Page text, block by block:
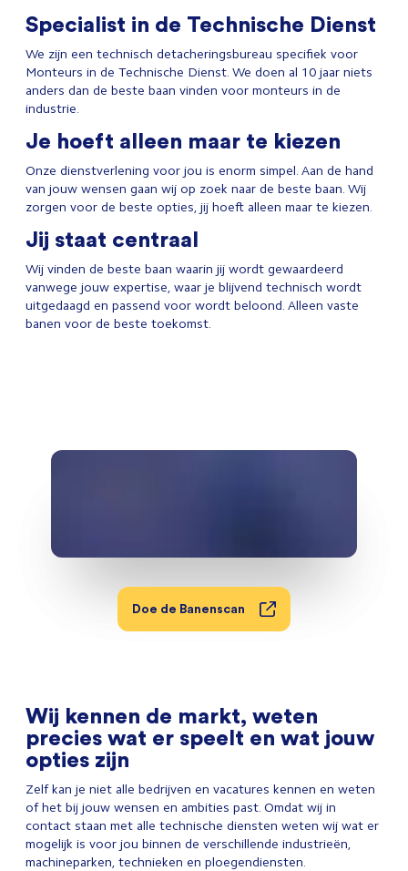
Specialist in de Technische Dienst
We zijn een technisch detacheringsbureau specifiek voor
Monteurs in de Technische Dienst. We doen al 10 jaar niets
anders dan de beste baan vinden voor monteurs in de
industrie.
Je hoeft alleen maar te kiezen
Onze dienstverlening voor jou is enorm simpel. Aan de hand
van jouw wensen gaan wij op zoek naar de beste baan. Wij
zorgen voor de beste opties, jij hoeft alleen maar te kiezen.
Jij staat centraal
Wij vinden de beste baan waarin jij wordt gewaardeerd
vanwege jouw expertise, waar je blijvend technisch wordt
uitgedaagd en passend voor wordt beloond. Alleen vaste
banen voor de beste toekomst.
Doe de Banenscan
Wij kennen de markt, weten
precies wat er speelt en wat jouw
opties zijn
Zelf kan je niet alle bedrijven en vacatures kennen en weten
of het bij jouw wensen en ambities past. Omdat wij in
contact staan met alle technische diensten weten wij wat er
mogelijk is voor jou binnen de verschillende industrieën,
machineparken, technieken en ploegendiensten.